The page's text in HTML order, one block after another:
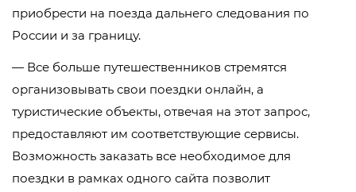
приобрести на поезда дальнего следования по
России и за границу.
— Все больше путешественников стремятся
организовывать свои поездки онлайн, а
туристические объекты, отвечая на этот запрос,
предоставляют им соответствующие сервисы.
Возможность заказать все необходимое для
поездки в рамках одного сайта позволит